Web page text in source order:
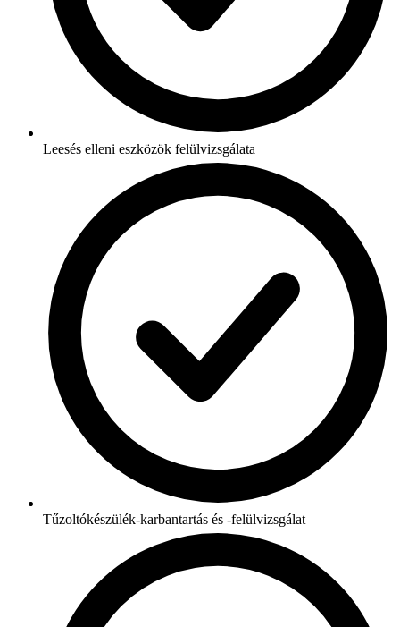
Leesés elleni eszközök felülvizsgálata
Tűzoltókészülék-karbantartás és -felülvizsgálat